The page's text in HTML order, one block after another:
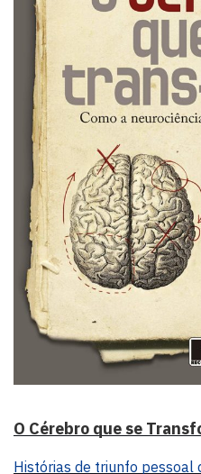
O Cérebro que se
Histórias de triunfo pessoal